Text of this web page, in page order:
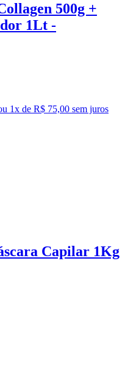
500g +
1Lt -
1x de R$ 75,00 sem juros
Capilar 1Kg